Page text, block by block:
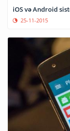
25-11-2015